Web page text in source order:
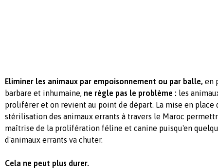
Eliminer les animaux par empoisonnement ou par balle, en
barbare et inhumaine, ne règle pas le problème : les
proliférer et on revient au point de départ. La mise en place
stérilisation des animaux errants à travers le Maroc
maîtrise de la prolifération féline et canine puisqu'en
d'animaux errants va chuter.
Cela ne peut plus durer.